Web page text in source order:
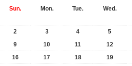
Sun. Mon. Tue. Wed.
2
3 4 5
9
10 11 12
16
17 18 19